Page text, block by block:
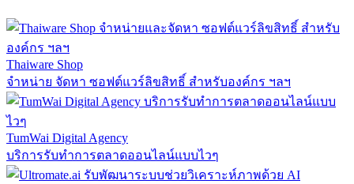
Thaiware Shop
จำหน่าย จัดหา ซอฟต์แวร์ลิขสิทธิ์ สำหรับองค์กร ฯลฯ
TumWai Digital Agency
บริการรับทำการตลาดออนไลน์แบบไวๆ